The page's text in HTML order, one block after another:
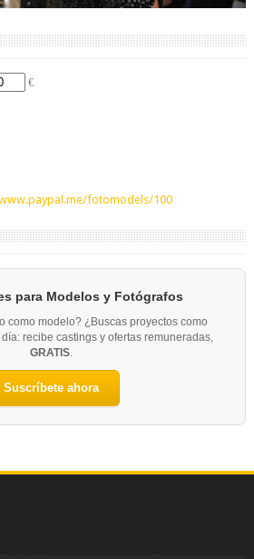
€
fotomodels/100
para Modelos y Fotógrafos
como modelo? ¿Buscas proyectos como
recibe castings y ofertas remuneradas,
GRATIS.
Suscríbete ahora